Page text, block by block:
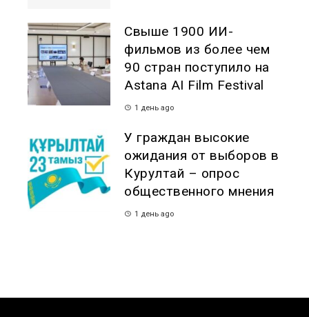
Свыше 1900 ИИ-
фильмов из более чем
90 стран поступило на
Astana AI Film Festival
1 день ago
У граждан высокие
ожидания от выборов в
Курултай – опрос
общественного мнения
1 день ago